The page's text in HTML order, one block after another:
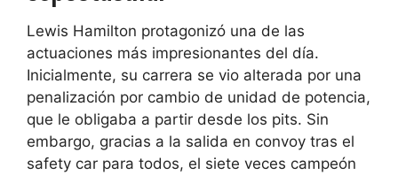
Lewis Hamilton protagonizó una de las
actuaciones más impresionantes del día.
Inicialmente, su carrera se vio alterada por una
penalización por cambio de unidad de potencia,
que le obligaba a partir desde los pits. Sin
embargo, gracias a la salida en convoy tras el
safety car para todos, el siete veces campeón